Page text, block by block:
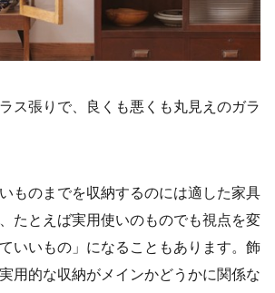
ス張りで、良くも悪くも丸見えのガラ
ものまでを収納するのには適した家具
たとえば実用使いのものでも視点を変
いいもの」になることもあります。飾
用的な収納がメインかどうかに関係な